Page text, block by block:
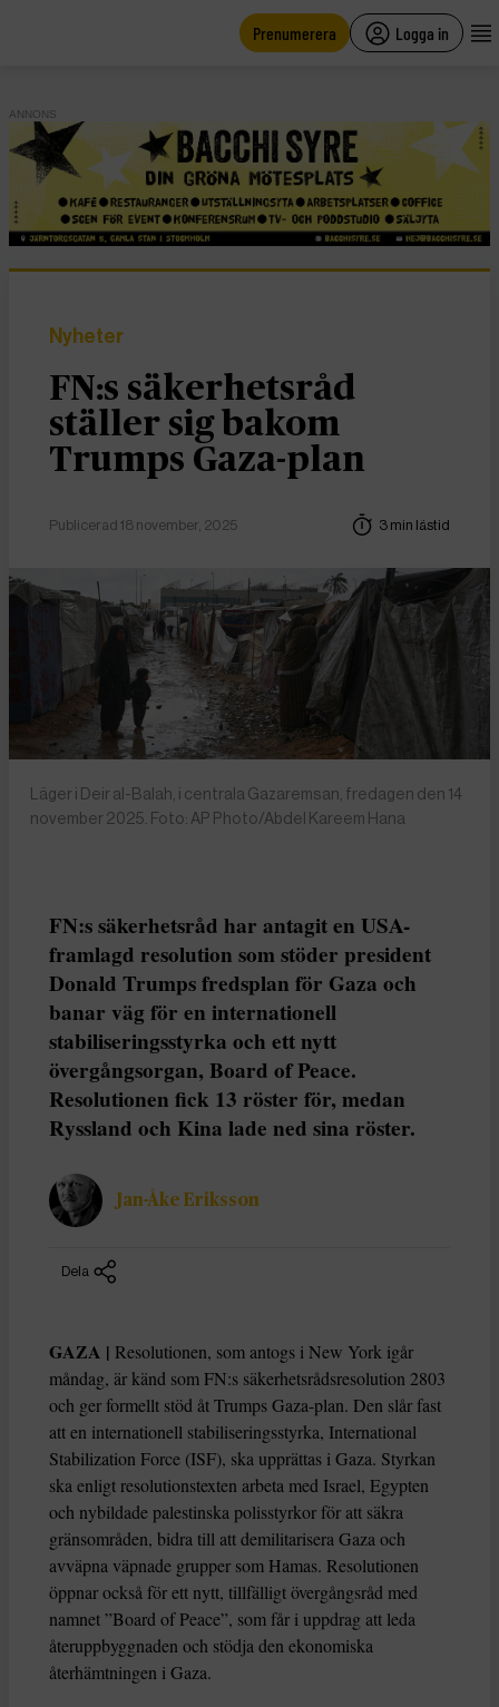
Prenumerera Logga in
ANNONS
Nyheter
FN:s säkerhetsråd
ställer sig bakom
Trumps Gaza-plan
Publicerad 18 november, 2025 3 min lästid
Läger i Deir al-Balah, i centrala Gazaremsan, fredagen den 14
november 2025. Foto: AP Photo/Abdel Kareem Hana
FN:s säkerhetsråd har antagit en USA-
framlagd resolution som stöder president
Donald Trumps fredsplan för Gaza och
banar väg för en internationell
stabiliseringsstyrka och ett nytt
övergångsorgan, Board of Peace.
Resolutionen fick 13 röster för, medan
Ryssland och Kina lade ned sina röster.
Jan-Åke Eriksson
Dela
GAZA | Resolutionen, som antogs i New York igår
måndag, är känd som FN:s säkerhetsrådsresolution 2803
och ger formellt stöd åt Trumps Gaza-plan. Den slår fast
att en internationell stabiliseringsstyrka, International
Stabilization Force (ISF), ska upprättas i Gaza. Styrkan
ska enligt resolutionstexten arbeta med Israel, Egypten
och nybildade palestinska polisstyrkor för att säkra
gränsområden, bidra till att demilitarisera Gaza och
avväpna väpnade grupper som Hamas. Resolutionen
öppnar också för ett nytt, tillfälligt övergångsråd med
namnet ”Board of Peace”, som får i uppdrag att leda
återuppbyggnaden och stödja den ekonomiska
återhämtningen i Gaza.